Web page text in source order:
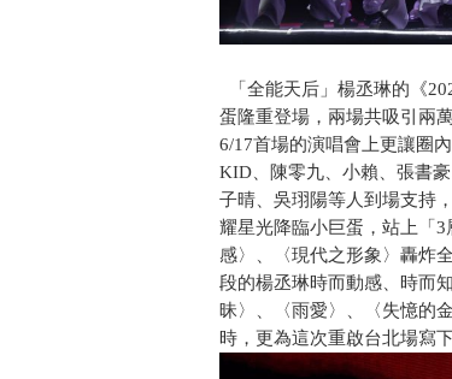
「全能天后」楊丞琳的《
蛋隆重登場，兩場共吸引兩
6/17首場的演唱會上更讓圈
KID、陳零九、小賴、張書
子晴、吳珝陽等人到場支持
耀星光降臨小巨蛋，站上「
感〉、〈現代之形象〉轟炸
段的楊丞琳時而動感、時而
昧〉、〈雨愛〉、〈失憶的
時，更為這次重啟台北場寫